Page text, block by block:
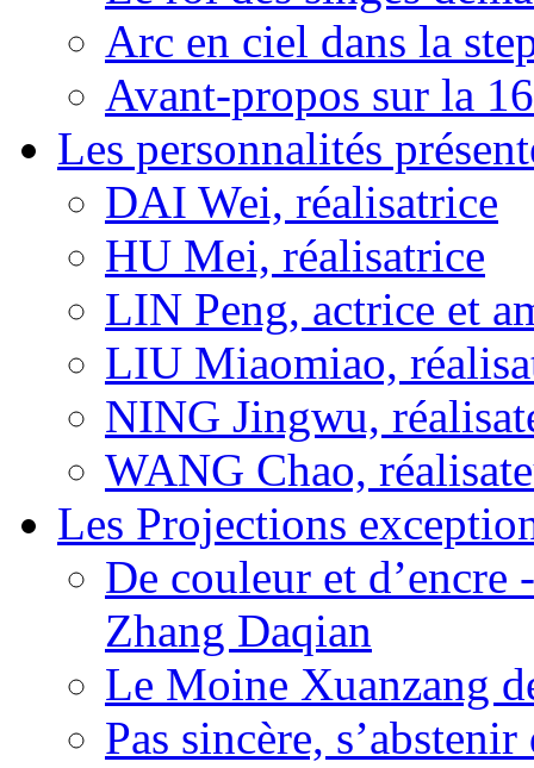
Arc en ciel dans la
Avant-propos sur la
Les personnalités
DAI Wei, réalisatrice
HU Mei, réalisatrice
LIN Peng, actrice et
LIU Miaomiao,
NING Jingwu,
WANG Chao,
Les Projections
De couleur et
Zhang Daqian
Le Moine Xuanzang
Pas sincère,